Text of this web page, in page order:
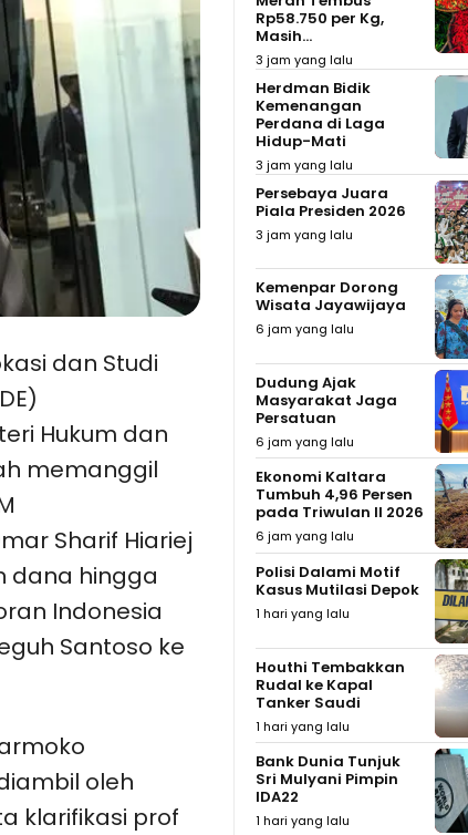
dan Studi
Hukum dan
memanggil
Sharif Hiariej
dana hingga
Indonesia
Santoso ke
oleh
klarifikasi prof
Rp58.750 per Kg,
Masih...
3 jam yang lalu
Herdman Bidik
Kemenangan
Perdana di Laga
Hidup-Mati
3 jam yang lalu
Persebaya Juara
Piala Presiden 2026
3 jam yang lalu
Kemenpar Dorong
Wisata Jayawijaya
6 jam yang lalu
Dudung Ajak
Masyarakat Jaga
Persatuan
6 jam yang lalu
Ekonomi Kaltara
Tumbuh 4,96 Persen
pada Triwulan II 2026
6 jam yang lalu
Polisi Dalami Motif
Kasus Mutilasi Depok
1 hari yang lalu
Houthi Tembakkan
Rudal ke Kapal
Tanker Saudi
1 hari yang lalu
Bank Dunia Tunjuk
Sri Mulyani Pimpin
IDA22
1 hari yang lalu